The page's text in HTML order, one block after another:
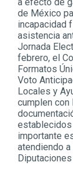
de México
incapacidad
asistencia
Jornada
febrero, el
Formatos
Voto
Locales y
cumplen
importante
atendiendo